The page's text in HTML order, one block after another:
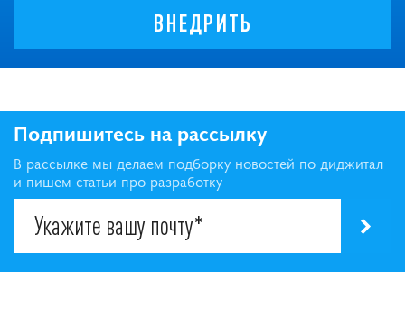
ВНЕДРИТЬ
Подпишитесь на рассылку
В рассылке мы делаем подборку новостей по диджитал
и пишем статьи про разработку